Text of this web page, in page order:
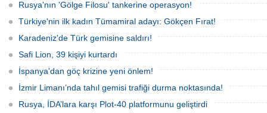
Rusya'nın 'Gölge Filosu' tankerine operasyon!
Türkiye'nin ilk kadın Tümamiral adayı: Gökçen Fırat!
Karadeniz'de Türk gemisine saldırı!
Safi Lion, 39 kişiyi kurtardı
İspanya'dan göç krizine yeni önlem!
İzmir Limanı’nda tahıl gemisi trafiği durma noktasında!
Rusya, İDA’lara karşı Plot-40 platformunu geliştirdi